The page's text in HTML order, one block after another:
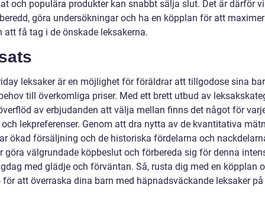
och populära produkter kan snabbt sälja slut. Det är därför
göra undersökningar och ha en köpplan för att
att få tag i de önskade leksakerna.
leksaker är en möjlighet för föräldrar att tillgodose sina
till överkomliga priser. Med ett brett utbud av
av erbjudanden att välja mellan finns det något för
lekpreferenser. Genom att dra nytta av de kvantitativa
ökad försäljning och de historiska fördelarna och
göra välgrundade köpbeslut och förbereda sig för denna
med glädje och förväntan. Så, rusta dig med en köpplan
för att överraska dina barn med häpnadsväckande leksaker